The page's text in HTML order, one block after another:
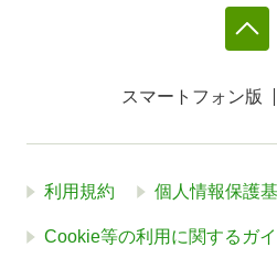
スマートフォン版
利用規約 個人情報保護
Cookie等の利用に関するガ